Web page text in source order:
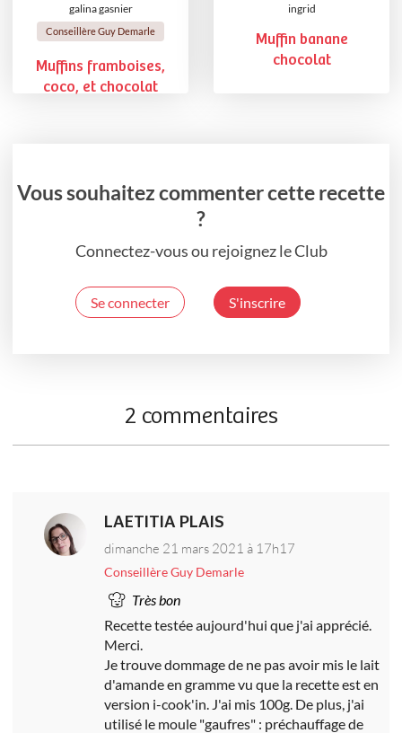
galina gasnier
Conseillère Guy Demarle
Muffins framboises,
coco, et chocolat
ingrid
Muffin banane
chocolat
Vous souhaitez commenter cette recette
?
Connectez-vous ou rejoignez le Club
Se connecter S'inscrire
2 commentaires
LAETITIA PLAIS
dimanche 21 mars 2021 à 17h17
Conseillère Guy Demarle
Très bon
Recette testée aujourd'hui que j'ai apprécié.
Merci.
Je trouve dommage de ne pas avoir mis le lait
d'amande en gramme vu que la recette est en
version i-cook'in. J'ai mis 100g. De plus, j'ai
utilisé le moule "gaufres" : préchauffage de